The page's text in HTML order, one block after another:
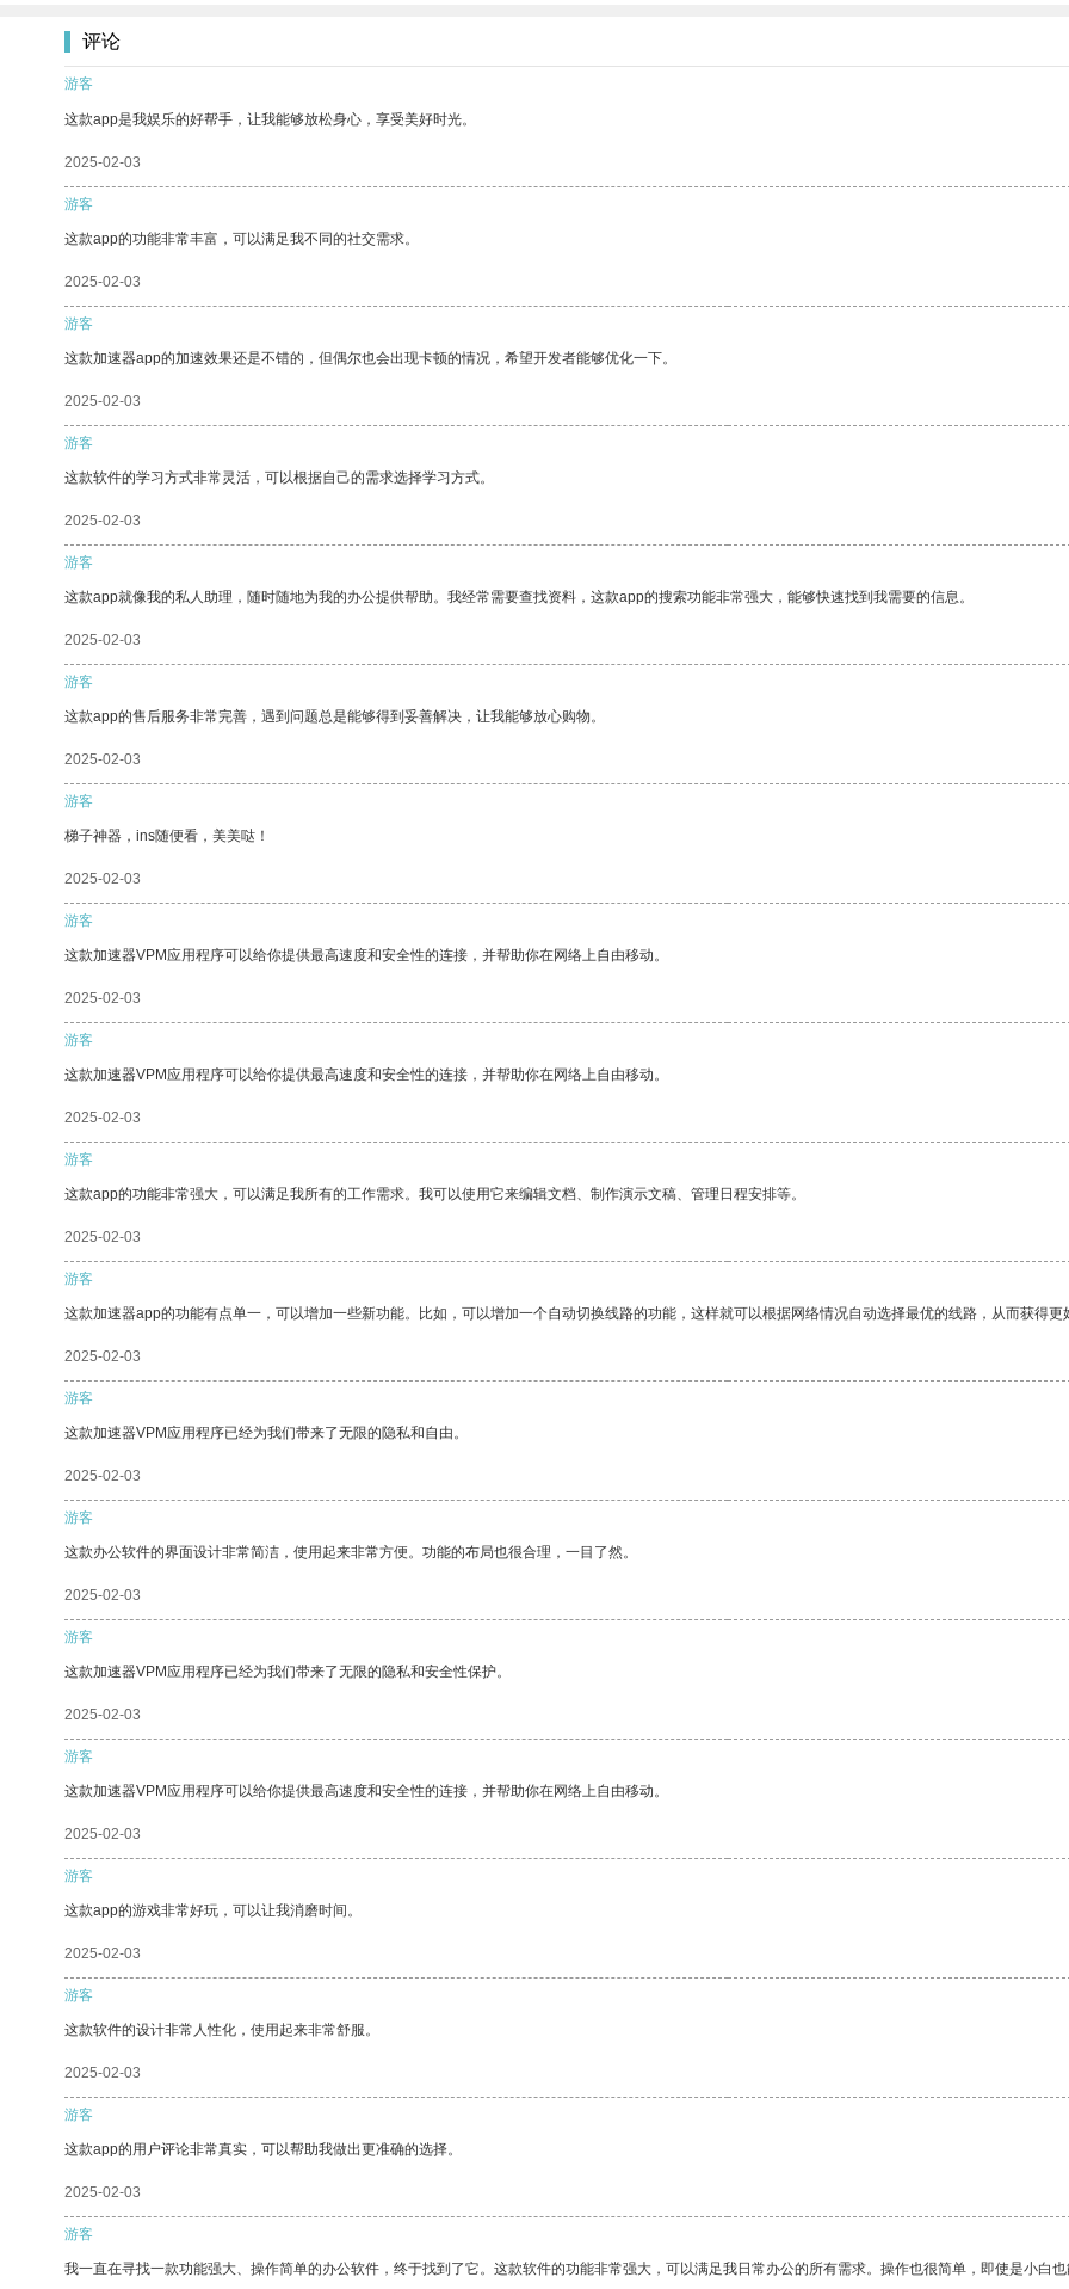
评论
游客
这款app是我娱乐的好帮手，让我能够放松身心，享受美好时光。
2025-02-03
游客
这款app的功能非常丰富，可以满足我不同的社交需求。
2025-02-03
游客
这款加速器app的加速效果还是不错的，但偶尔也会出现卡顿的情况，希望开发者能够优化一下。
2025-02-03
游客
这款软件的学习方式非常灵活，可以根据自己的需求选择学习方式。
2025-02-03
游客
这款app就像我的私人助理，随时随地为我的办公提供帮助。我经常需要查找资料，这款app的搜索功能非常强大，能够快速找到我需要的信息。
2025-02-03
游客
这款app的售后服务非常完善，遇到问题总是能够得到妥善解决，让我能够放心购物。
2025-02-03
游客
梯子神器，ins随便看，美美哒！
2025-02-03
游客
这款加速器VPM应用程序可以给你提供最高速度和安全性的连接，并帮助你在网络上自由移动。
2025-02-03
游客
这款加速器VPM应用程序可以给你提供最高速度和安全性的连接，并帮助你在网络上自由移动。
2025-02-03
游客
这款app的功能非常强大，可以满足我所有的工作需求。我可以使用它来编辑文档、制作演示文稿、管理日程安排等。
2025-02-03
游客
这款加速器app的功能有点单一，可以增加一些新功能。比如，可以增加一个自动切换线路的功能，这样就可以根据网络情况自动选择最优的线路，从而获得更
2025-02-03
游客
这款加速器VPM应用程序已经为我们带来了无限的隐私和自由。
2025-02-03
游客
这款办公软件的界面设计非常简洁，使用起来非常方便。功能的布局也很合理，一目了然。
2025-02-03
游客
这款加速器VPM应用程序已经为我们带来了无限的隐私和安全性保护。
2025-02-03
游客
这款加速器VPM应用程序可以给你提供最高速度和安全性的连接，并帮助你在网络上自由移动。
2025-02-03
游客
这款app的游戏非常好玩，可以让我消磨时间。
2025-02-03
游客
这款软件的设计非常人性化，使用起来非常舒服。
2025-02-03
游客
这款app的用户评论非常真实，可以帮助我做出更准确的选择。
2025-02-03
游客
我一直在寻找一款功能强大、操作简单的办公软件，终于找到了它。这款软件的功能非常强大，可以满足我日常办公的所有需求。操作也很简单，即使是小白